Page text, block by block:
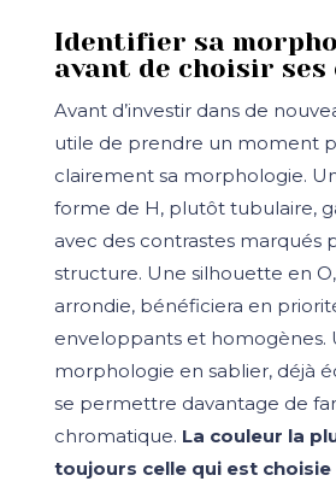
Identifier sa
avant de choisir ses
Avant d’investir dans de
utile de prendre un moment
clairement sa morphologie.
forme de H, plutôt tubulaire,
avec des contrastes marqués
structure. Une silhouette en
arrondie, bénéficiera en
enveloppants et homogènes.
morphologie en sablier, déjà
se permettre davantage de
chromatique. La couleur la
toujours celle qui est choisie